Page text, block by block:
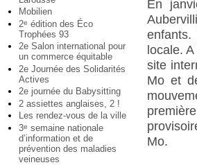
Mobilien
2e édition des Éco
Trophées 93
2e Salon international pour
un commerce équitable
2e Journée des Solidarités
Actives
2e journée du Babysitting
2 assiettes anglaises, 2 !
Les rendez-vous de la ville
3e semaine nationale
d’information et de
prévention des maladies
veineuses
En
locale.
site
Mo et
Mo.